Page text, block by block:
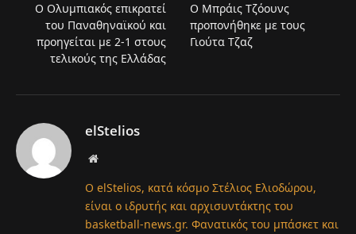
Ο Ολυμπιακός επικρατεί
του Παναθηναϊκού και
προηγείται με 2-1 στους
τελικούς της Ελλάδας
Ο Μπράις Τζόουνς
προπονήθηκε με τους
Γιούτα Τζαζ
elStelios
Website
Ο elStelios, κατά κόσμο Στέλιος Ελιοδώρου,
είναι ο ιδρυτής και αρχισυντάκτης του
basketball-news.gr. Φανατικός του μπάσκετ και